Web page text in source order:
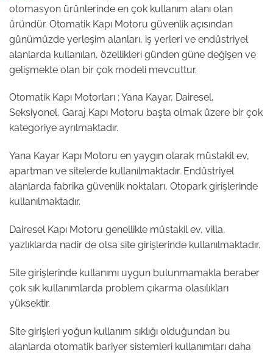
otomasyon ürünlerinde en çok kullanım alanı olan
üründür. Otomatik Kapı Motoru güvenlik açısından
günümüzde yerleşim alanları, iş yerleri ve endüstriyel
alanlarda kullanılan, özellikleri günden güne değişen ve
gelişmekte olan bir çok modeli mevcuttur.
Otomatik Kapı Motorları ; Yana Kayar, Dairesel,
Seksiyonel, Garaj Kapı Motoru başta olmak üzere bir çok
kategoriye ayrılmaktadır.
Yana Kayar Kapı Motoru en yaygın olarak müstakil ev,
apartman ve sitelerde kullanılmaktadır. Endüstriyel
alanlarda fabrika güvenlik noktaları, Otopark girişlerinde
kullanılmaktadır.
Dairesel Kapı Motoru genellikle müstakil ev, villa,
yazlıklarda nadir de olsa site girişlerinde kullanılmaktadır.
Site girişlerinde kullanımı uygun bulunmamakla beraber
çok sık kullanımlarda problem çıkarma olasılıkları
yüksektir.
Site girişleri yoğun kullanım sıklığı olduğundan bu
alanlarda otomatik bariyer sistemleri kullanımları daha